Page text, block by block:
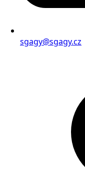
sgagy@sgagy.cz